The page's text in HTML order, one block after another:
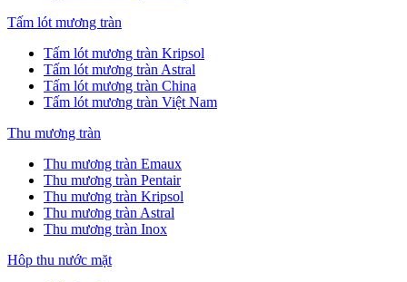
Tấm lót mương tràn
Tấm lót mương tràn Kripsol
Tấm lót mương tràn Astral
Tấm lót mương tràn China
Tấm lót mương tràn Việt Nam
Thu mương tràn
Thu mương tràn Emaux
Thu mương tràn Pentair
Thu mương tràn Kripsol
Thu mương tràn Astral
Thu mương tràn Inox
Hôp thu nước mặt